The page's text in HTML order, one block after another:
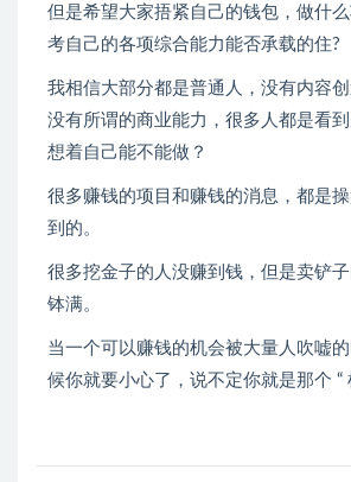
但是希望大家捂紧自己的钱包，做什
考自己的各项综合能力能否承载的住?
我相信大部分都是普通人，没有内容
没有所谓的商业能力，很多人都是看
想着自己能不能做？
很多赚钱的项目和赚钱的消息，都是
到的。
很多挖金子的人没赚到钱，但是卖铲
钵满。
当一个可以赚钱的机会被大量人吹嘘
候你就要小心了，说不定你就是那个 “